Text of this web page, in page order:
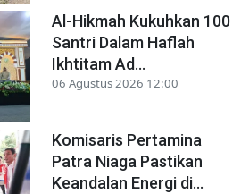
Al-Hikmah Kukuhkan 100
Santri Dalam Haflah
Ikhtitam Ad...
06 Agustus 2026 12:00
Komisaris Pertamina
Patra Niaga Pastikan
Keandalan Energi di...